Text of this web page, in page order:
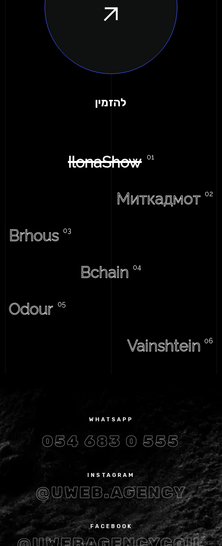
להזמין
IlonaShow
Миткадмот
Brhous
Bchain
Odour
Vainshtein
WHATSAPP
054 683 0 555
INSTAGRAM
@UWEB.AGENCY
FACEBOOK